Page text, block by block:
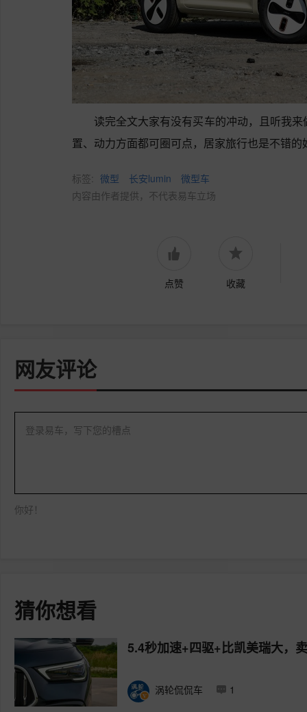
读完全文大家有没有买车的冲动，且听我
置、动力方面都可圈可点，居家旅行也是不错的
标签: 微型 长安lumin
微型车
内容由作者提供，不代表易车立场
点赞 收藏
网友评论
登录易车，写下您的槽点
你好！
猜你想看
5.4秒加速+四驱+比凯美瑞大，
涡轮侃侃车 1